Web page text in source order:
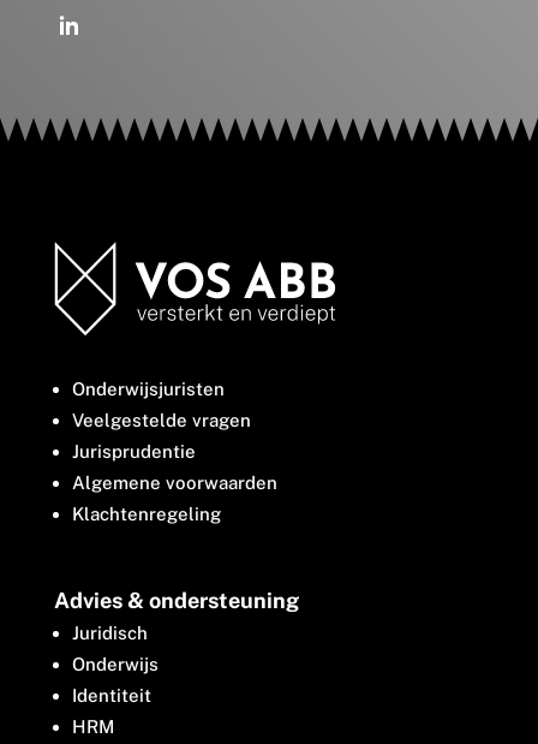
Onderwijsjuristen
Veelgestelde vragen
Jurisprudentie
Algemene voorwaarden
Klachtenregeling
Advies & ondersteuning
Juridisch
Onderwijs
Identiteit
HRM